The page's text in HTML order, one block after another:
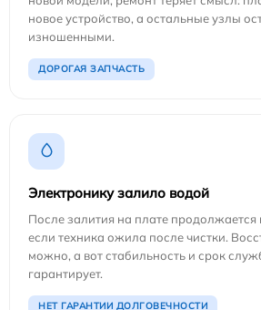
новое устройство, а остальные узлы
изношенными.
ДОРОГАЯ ЗАПЧАСТЬ
Электронику залило водой
После залития на плате
если техника ожила после чистки.
можно, а вот стабильность и срок
гарантирует.
НЕТ ГАРАНТИИ ДОЛГОВЕЧНОСТИ